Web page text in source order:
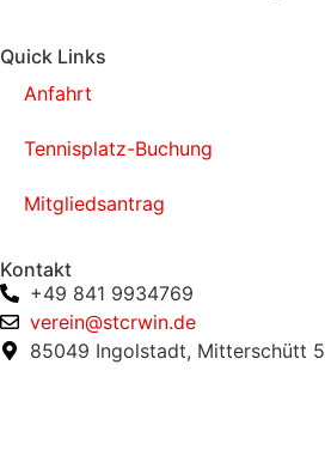
Quick Links
Anfahrt
Tennisplatz-Buchung
Mitgliedsantrag
Kontakt
+49 841 9934769
verein@stcrwin.de
85049 Ingolstadt, Mitterschütt 5